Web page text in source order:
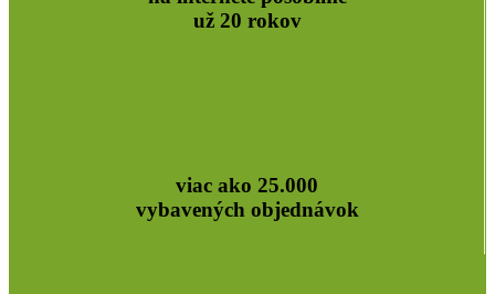
už 20 rokov
viac ako 25.000
vybavených objednávok